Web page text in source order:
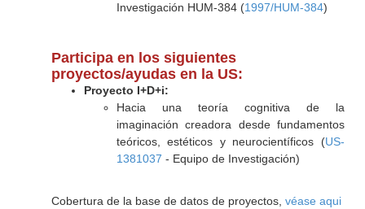
Investigación HUM-384 (1997/HUM-384)
Participa en los siguientes
proyectos/ayudas en la US:
Proyecto I+D+i:
Hacia una teoría cognitiva de la
imaginación creadora desde fundamentos
teóricos, estéticos y neurocientíficos (US-
1381037 - Equipo de Investigación)
Cobertura de la base de datos de proyectos, véase aqui